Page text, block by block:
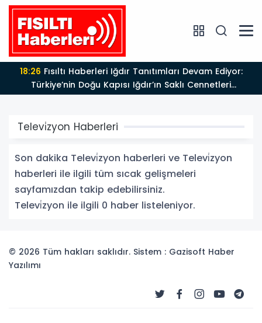
18:26
Türkiye’nin Doğu Kapısı Iğdır’ın Saklı Cennetleri
Keşfedilmeyi Bekliyor
Televi̇zyon Haberleri
Son dakika Televi̇zyon haberleri ve Televi̇zyon
haberleri ile ilgili tüm sıcak gelişmeleri
sayfamızdan takip edebilirsiniz.
Televi̇zyon ile ilgili 0 haber listeleniyor.
© 2026 Tüm hakları saklıdır. Sistem : Gazisoft Haber
Yazılımı